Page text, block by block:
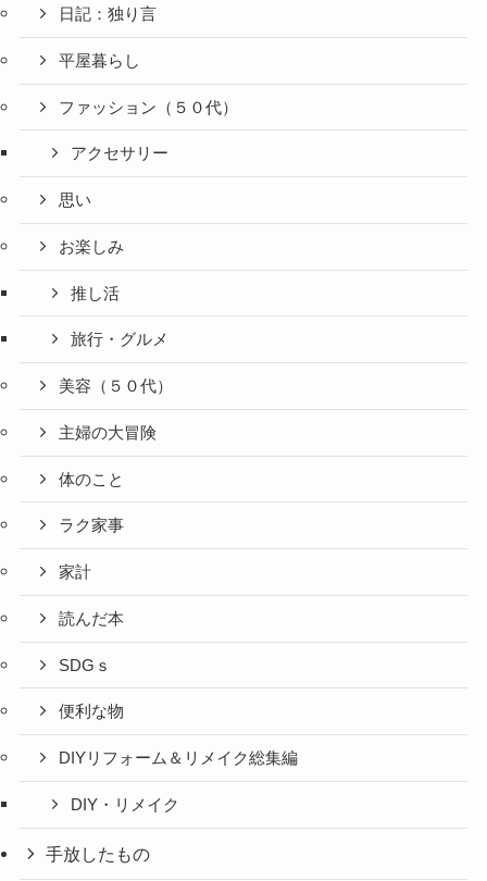
日記：独り言
平屋暮らし
ファッション（５０代）
アクセサリー
思い
お楽しみ
推し活
旅行・グルメ
美容（５０代）
主婦の大冒険
体のこと
ラク家事
家計
読んだ本
SDGｓ
便利な物
DIYリフォーム＆リメイク総集編
DIY・リメイク
手放したもの